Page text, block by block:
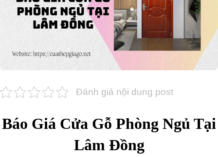
Đánh giá nội dung post
Báo Giá Cửa Gỗ Phòng Ngủ Tại
Lâm Đồng